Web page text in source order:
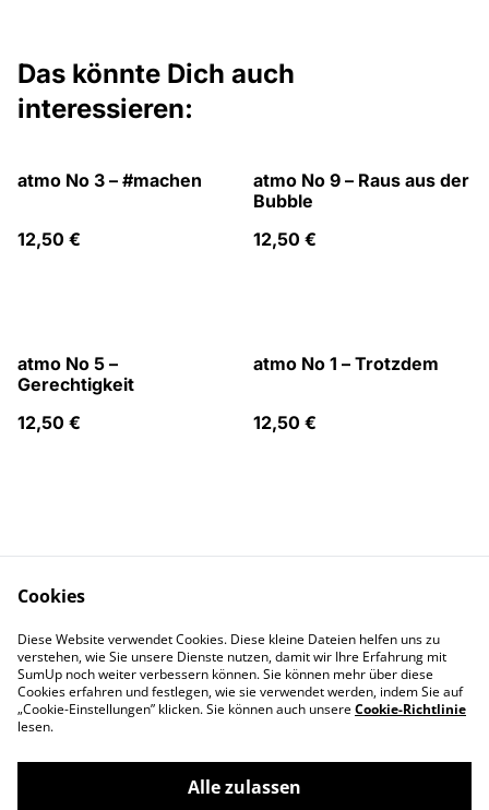
Das könnte Dich auch
interessieren:
atmo No 3 – #machen
12,50 €
atmo No 9 – Raus aus der
Bubble
12,50 €
atmo No 5 –
Gerechtigkeit
12,50 €
atmo No 1 – Trotzdem
12,50 €
AGB
Datenschutz
Cookies
Cookies
Diese Website verwendet Cookies. Diese kleine Dateien helfen uns zu
verstehen, wie Sie unsere Dienste nutzen, damit wir Ihre Erfahrung mit
SumUp noch weiter verbessern können. Sie können mehr über diese
Cookies erfahren und festlegen, wie sie verwendet werden, indem Sie auf
„Cookie-Einstellungen” klicken. Sie können auch unsereCookie-Richtlinie
lesen.
Alle zulassen